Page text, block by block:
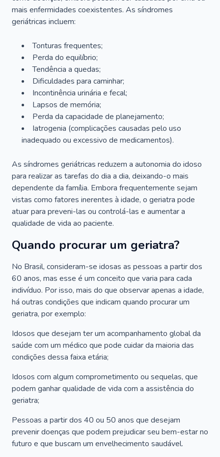
mais enfermidades coexistentes. As síndromes
geriátricas incluem:
Tonturas frequentes;
Perda do equilíbrio;
Tendência a quedas;
Dificuldades para caminhar;
Incontinência urinária e fecal;
Lapsos de memória;
Perda da capacidade de planejamento;
Iatrogenia (complicações causadas pelo uso
inadequado ou excessivo de medicamentos).
As síndromes geriátricas reduzem a autonomia do idoso
para realizar as tarefas do dia a dia, deixando-o mais
dependente da família. Embora frequentemente sejam
vistas como fatores inerentes à idade, o geriatra pode
atuar para preveni-las ou controlá-las e aumentar a
qualidade de vida ao paciente.
Quando procurar um geriatra?
No Brasil, consideram-se idosas as pessoas a partir dos
60 anos, mas esse é um conceito que varia para cada
indivíduo. Por isso, mais do que observar apenas a idade,
há outras condições que indicam quando procurar um
geriatra, por exemplo:
Idosos que desejam ter um acompanhamento global da
saúde com um médico que pode cuidar da maioria das
condições dessa faixa etária;
Idosos com algum comprometimento ou sequelas, que
podem ganhar qualidade de vida com a assistência do
geriatra;
Pessoas a partir dos 40 ou 50 anos que desejam
prevenir doenças que podem prejudicar seu bem-estar no
futuro e que buscam um envelhecimento saudável.